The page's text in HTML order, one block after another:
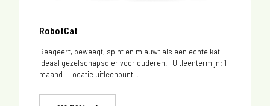
RobotCat
Reageert, beweegt, spint en miauwt als een echte kat.
Ideaal gezelschapsdier voor ouderen. Uitleentermijn: 1
maand Locatie uitleenpunt...